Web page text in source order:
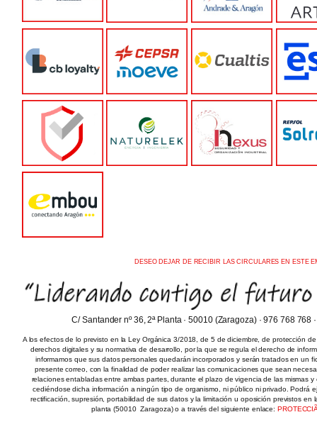
DESEO DEJAR DE RECIBIR LAS CIRCULARES EN ESTE
C/ Santander nº 36, 2ª Planta · 50010 (Zaragoza) · 976 768 768
A los efectos de lo previsto en la Ley Orgánica 3/2018, de 5 de diciembre, de protección
derechos digitales y su normativa de desarrollo, por la que se regula el derecho de
informamos que sus datos personales quedarán incorporados y serán tratados en un
presente correo, con la finalidad de poder realizar las comunicaciones que sean
relaciones entabladas entre ambas partes, durante el plazo de vigencia de las mismas
cediéndose dicha información a ningún tipo de organismo, ni público ni privado. Podrá
rectificación, supresión, portabilidad de sus datos y la limitación u oposición previstos en
planta (50010  Zaragoza) o a través del siguiente enlace: